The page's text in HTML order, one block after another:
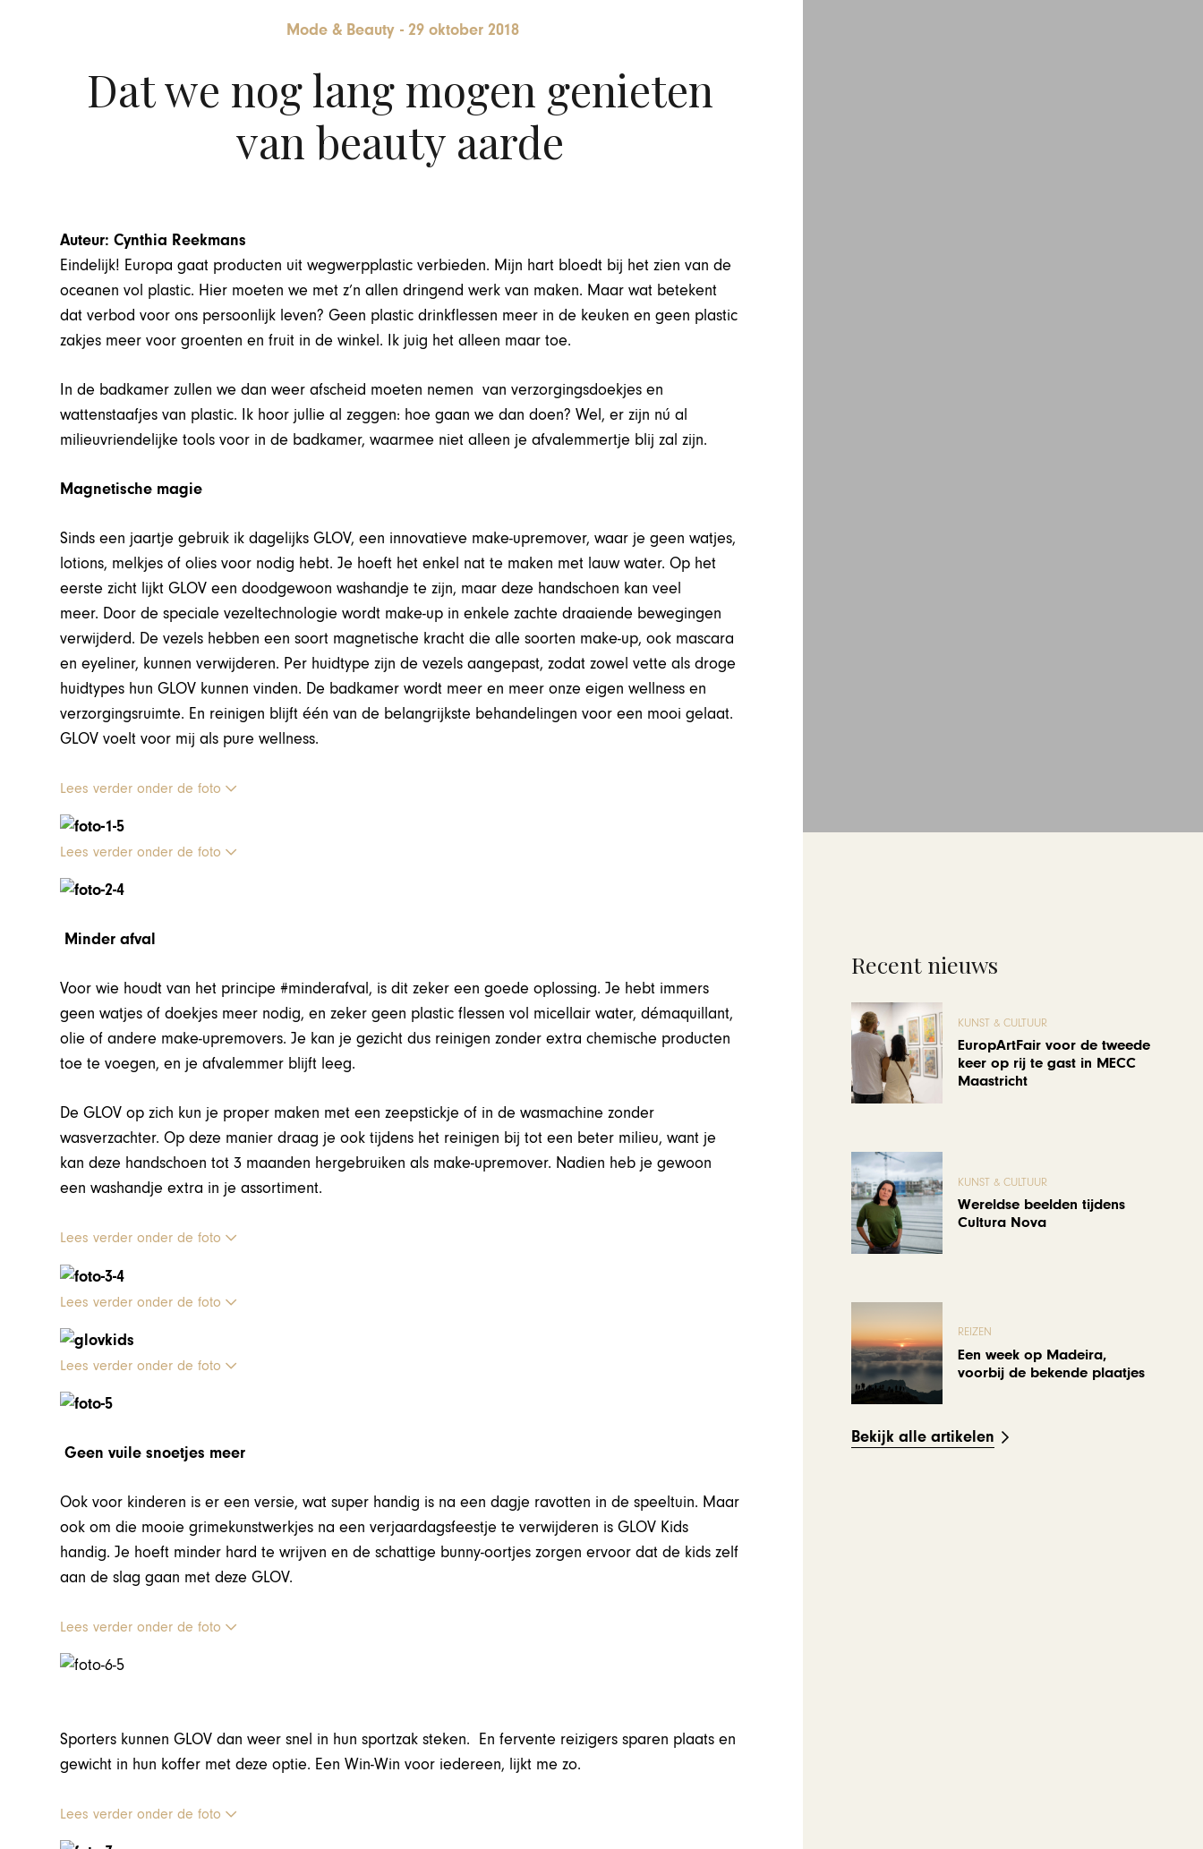
Mode & Beauty - 29 oktober 2018
Dat we nog lang mogen genieten
van beauty aarde
Auteur: Cynthia Reekmans
Eindelijk! Europa gaat producten uit wegwerpplastic verbieden. Mijn hart bloedt bij het zien van de
oceanen vol plastic. Hier moeten we met z’n allen dringend werk van maken. Maar wat betekent
dat verbod voor ons persoonlijk leven? Geen plastic drinkflessen meer in de keuken en geen plastic
zakjes meer voor groenten en fruit in de winkel. Ik juig het alleen maar toe.
In de badkamer zullen we dan weer afscheid moeten nemen van verzorgingsdoekjes en
wattenstaafjes van plastic. Ik hoor jullie al zeggen: hoe gaan we dan doen? Wel, er zijn nú al
milieuvriendelijke tools voor in de badkamer, waarmee niet alleen je afvalemmertje blij zal zijn.
Magnetische magie
Sinds een jaartje gebruik ik dagelijks GLOV, een innovatieve make-upremover, waar je geen watjes,
lotions, melkjes of olies voor nodig hebt. Je hoeft het enkel nat te maken met lauw water. Op het
eerste zicht lijkt GLOV een doodgewoon washandje te zijn, maar deze handschoen kan veel
meer. Door de speciale vezeltechnologie wordt make-up in enkele zachte draaiende bewegingen
verwijderd. De vezels hebben een soort magnetische kracht die alle soorten make-up, ook mascara
en eyeliner, kunnen verwijderen. Per huidtype zijn de vezels aangepast, zodat zowel vette als droge
huidtypes hun GLOV kunnen vinden. De badkamer wordt meer en meer onze eigen wellness en
verzorgingsruimte. En reinigen blijft één van de belangrijkste behandelingen voor een mooi gelaat.
GLOV voelt voor mij als pure wellness.
Lees verder onder de foto
Lees verder onder de foto
Minder afval
Voor wie houdt van het principe #minderafval, is dit zeker een goede oplossing. Je hebt immers
geen watjes of doekjes meer nodig, en zeker geen plastic flessen vol micellair water, démaquillant,
olie of andere make-upremovers. Je kan je gezicht dus reinigen zonder extra chemische producten
toe te voegen, en je afvalemmer blijft leeg.
De GLOV op zich kun je proper maken met een zeepstickje of in de wasmachine zonder
wasverzachter. Op deze manier draag je ook tijdens het reinigen bij tot een beter milieu, want je
kan deze handschoen tot 3 maanden hergebruiken als make-upremover. Nadien heb je gewoon
een washandje extra in je assortiment.
Lees verder onder de foto
Lees verder onder de foto
Lees verder onder de foto
Geen vuile snoetjes meer
Ook voor kinderen is er een versie, wat super handig is na een dagje ravotten in de speeltuin. Maar
ook om die mooie grimekunstwerkjes na een verjaardagsfeestje te verwijderen is GLOV Kids
handig. Je hoeft minder hard te wrijven en de schattige bunny-oortjes zorgen ervoor dat de kids zelf
aan de slag gaan met deze GLOV.
Lees verder onder de foto
Sporters kunnen GLOV dan weer snel in hun sportzak steken. En fervente reizigers sparen plaats en
gewicht in hun koffer met deze optie. Een Win-Win voor iedereen, lijkt me zo.
Lees verder onder de foto
Recent nieuws
KUNST & CULTUUR
EuropArtFair voor de tweede
keer op rij te gast in MECC
Maastricht
KUNST & CULTUUR
Wereldse beelden tijdens
Cultura Nova
REIZEN
Een week op Madeira,
voorbij de bekende plaatjes
Bekijk alle artikelen